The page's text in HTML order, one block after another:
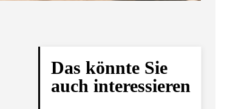
Das könnte Sie
auch interessieren